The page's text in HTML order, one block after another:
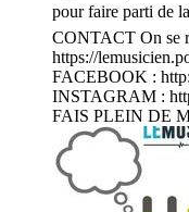
pour faire parti de
CONTACT On se
https://
FACEBOOK :
INSTAGRAM :
FAIS PLEIN DE